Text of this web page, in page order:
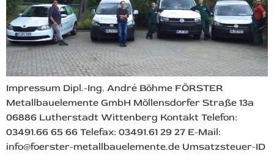
Impressum Dipl.-Ing. André Böhme FÖRSTER
Metallbauelemente GmbH Möllensdorfer Straße 13a
06886 Lutherstadt Wittenberg Kontakt Telefon:
03491.66 65 66 Telefax: 03491.61 29 27 E-Mail:
info@foerster-metallbauelemente.de Umsatzsteuer-ID